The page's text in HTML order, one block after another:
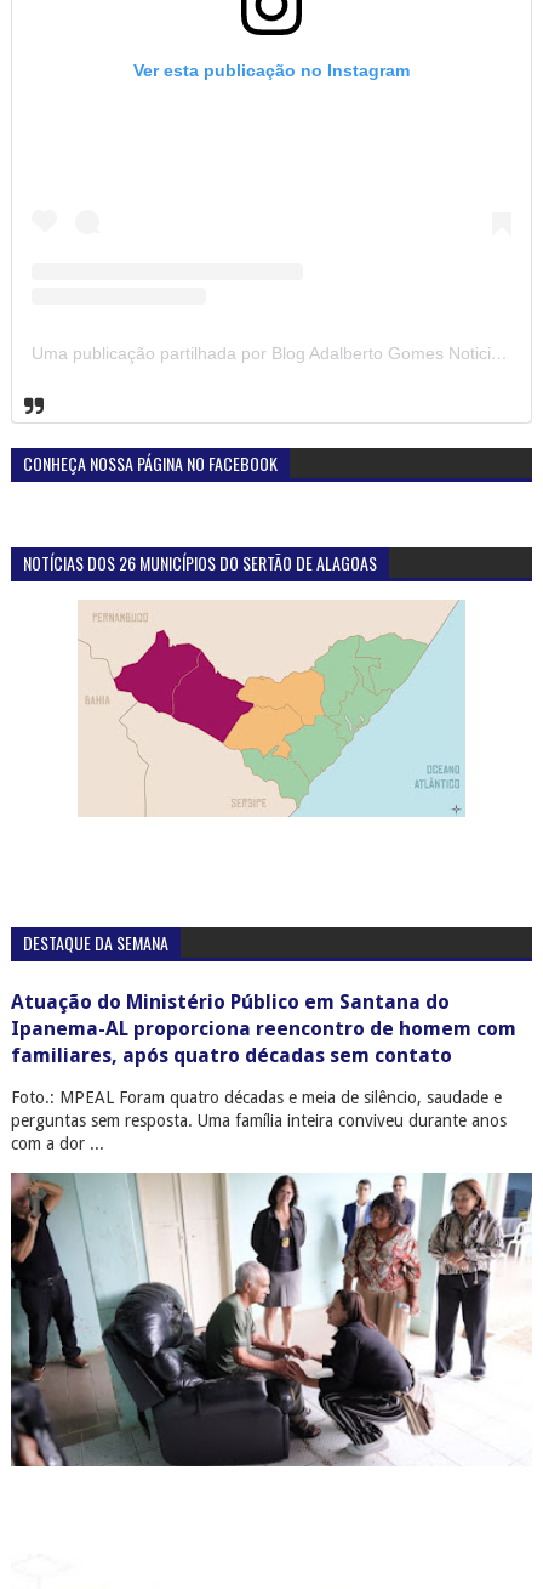
Ver esta publicação no Instagram
Uma publicação partilhada por Blog Adalberto Gomes Noticias (@blogadalbertogomesnoticiass)
CONHEÇA NOSSA PÁGINA NO FACEBOOK
NOTÍCIAS DOS 26 MUNICÍPIOS DO SERTÃO DE ALAGOAS
DESTAQUE DA SEMANA
Atuação do Ministério Público em Santana do
Ipanema-AL proporciona reencontro de homem com
familiares, após quatro décadas sem contato
Foto.: MPEAL Foram quatro décadas e meia de silêncio, saudade e
perguntas sem resposta. Uma família inteira conviveu durante anos
com a dor ...